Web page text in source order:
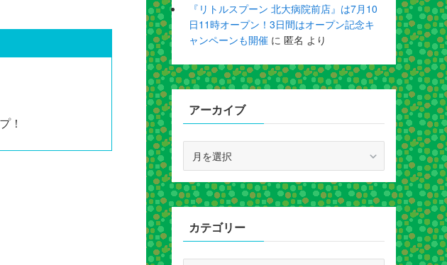
！
『リトルスプーン 北大病院前店』は7月10
日11時オープン！3日間はオープン記念キ
ャンペーンも開催 に 匿名 より
アーカイブ
カ
イ
ブ
カテゴリー